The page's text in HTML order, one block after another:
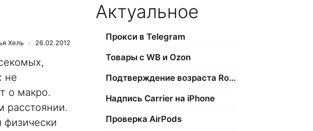
Хель 26.02.2012
не
о макро.
расстоянии.
физически
Актуальное
Прокси в Telegram
Товары с WB и Ozon
Подтверждение возраста Roblox
Надпись Carrier на iPhone
Проверка AirPods